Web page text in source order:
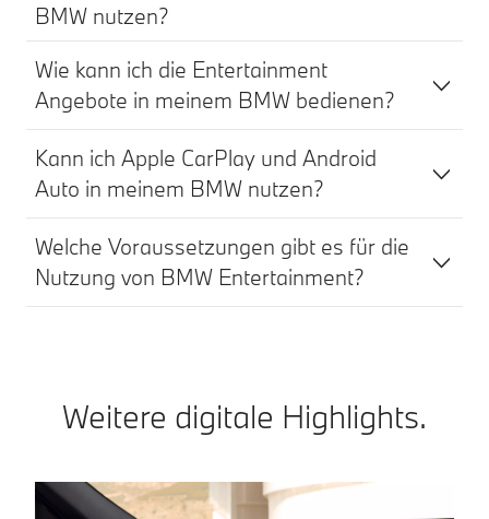
BMW nutzen?
Wie kann ich die Entertainment
Angebote in meinem BMW bedienen?
Kann ich Apple CarPlay und Android
Auto in meinem BMW nutzen?
Welche Voraussetzungen gibt es für die
Nutzung von BMW Entertainment?
Weitere digitale Highlights.